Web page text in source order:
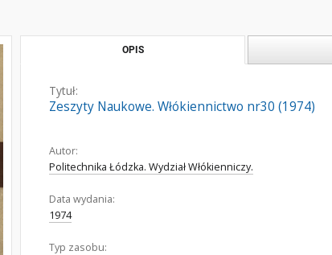
OPIS
Tytuł:
Zeszyty Naukowe. Włókiennictwo nr30 (1974)
Autor:
Politechnika Łódzka. Wydział Włókienniczy.
Data wydania:
1974
Typ zasobu: